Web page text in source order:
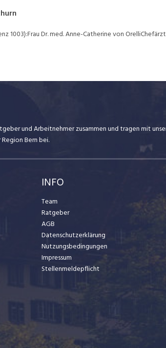
1003):Frau Dr. med. Anne-Catherine von
und Arbeitnehmer zusammen und tragen mit
Bern bei.
INFO
Team
Ratgeber
AGB
Datenschutzerklärung
Nutzungsbedingungen
Impressum
Stellenmeldepflicht